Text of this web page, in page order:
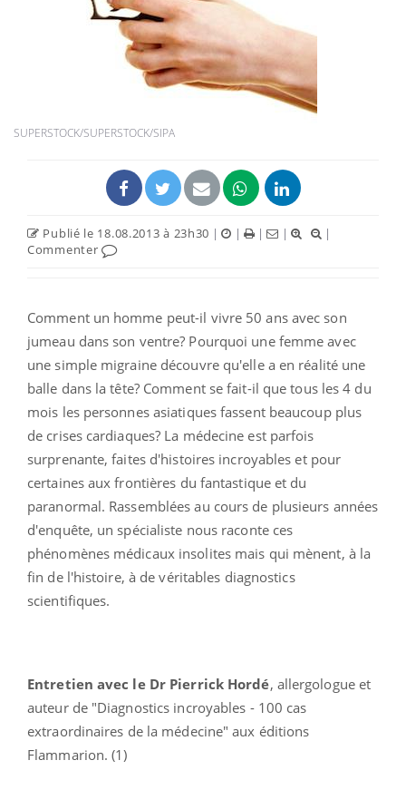
SUPERSTOCK/SUPERSTOCK/SIPA
Publié le 18.08.2013 à 23h30 | | | |
|
Commenter
Comment un homme peut-il vivre 50 ans avec son
jumeau dans son ventre? Pourquoi une femme avec
une simple migraine découvre qu'elle a en réalité une
balle dans la tête? Comment se fait-il que tous les 4 du
mois les personnes asiatiques fassent beaucoup plus
de crises cardiaques? La médecine est parfois
surprenante, faites d'histoires incroyables et pour
certaines aux frontières du fantastique et du
paranormal. Rassemblées au cours de plusieurs années
d'enquête, un spécialiste nous raconte ces
phénomènes médicaux insolites mais qui mènent, à la
fin de l'histoire, à de véritables diagnostics
scientifiques.
Entretien avec le Dr Pierrick Hordé, allergologue et
auteur de "Diagnostics incroyables - 100 cas
extraordinaires de la médecine" aux éditions
Flammarion. (1)